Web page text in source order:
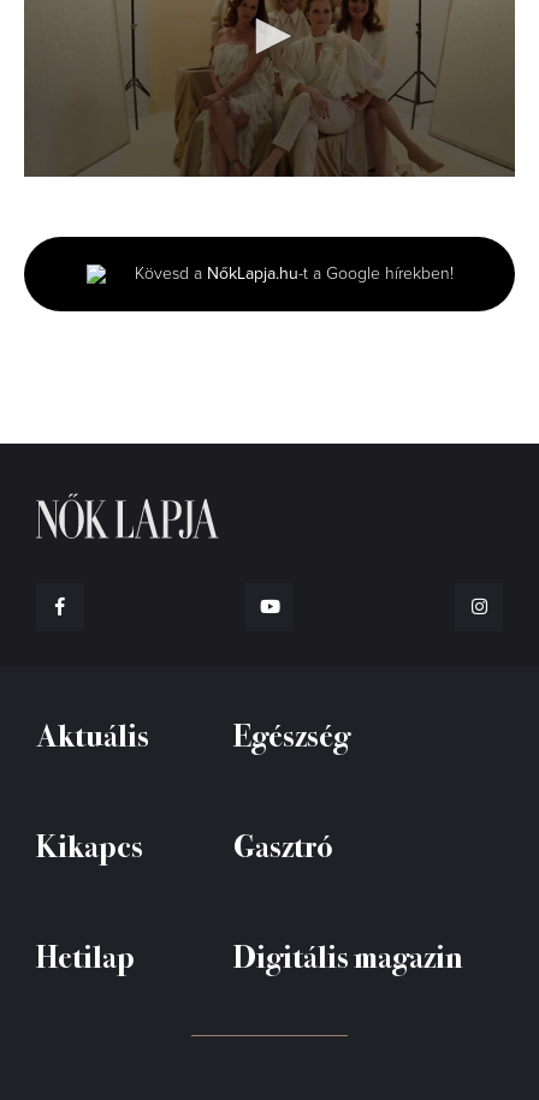
43
seconds
Kövesd a NőkLapja.hu-t a Google hírekben!
Aktuális Egészség
Kikapcs Gasztró
Hetilap Digitális magazin